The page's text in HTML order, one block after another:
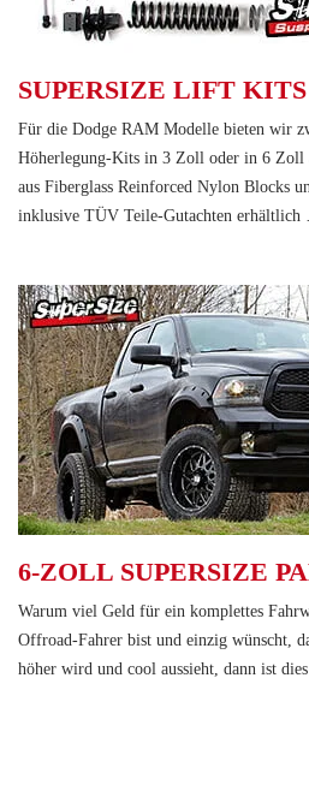
SUPERSIZE LIFT KITS
Für die Dodge RAM Modelle bieten wir
Höherlegung-Kits in 3 Zoll oder in 6 Zoll
aus Fiberglass Reinforced Nylon Blocks
inklusive TÜV Teile-Gutachten
6-ZOLL SUPERSIZE
Warum viel Geld für ein komplettes
Offroad-Fahrer bist und einzig wünscht,
höher wird und cool aussieht, dann ist